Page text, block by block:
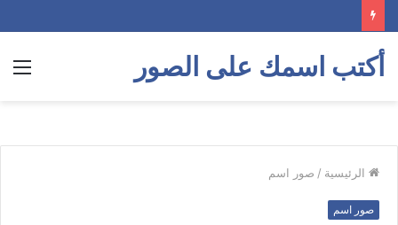
أكتب اسمك على الصور
الرئيسية / صور اسم
صور اسم